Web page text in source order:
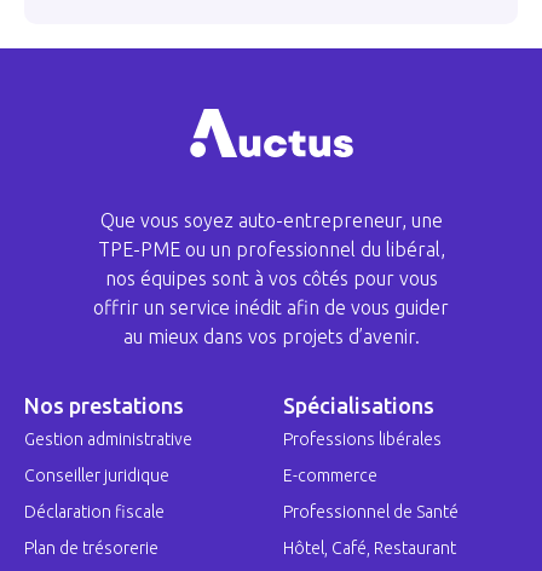
Que vous soyez auto-entrepreneur, une
TPE-PME ou un professionnel du libéral,
nos équipes sont à vos côtés pour vous
offrir un service inédit afin de vous guider
au mieux dans vos projets d’avenir.
Nos prestations
Gestion administrative
Conseiller juridique
Déclaration fiscale
Plan de trésorerie
Spécialisations
Professions libérales
E-commerce
Professionnel de Santé
Hôtel, Café, Restaurant